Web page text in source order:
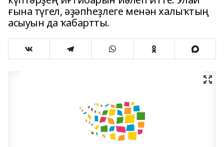
ғына түгел, әҙәпһеҙлеге менән халыҡтың
асыуын да ҡабартты.